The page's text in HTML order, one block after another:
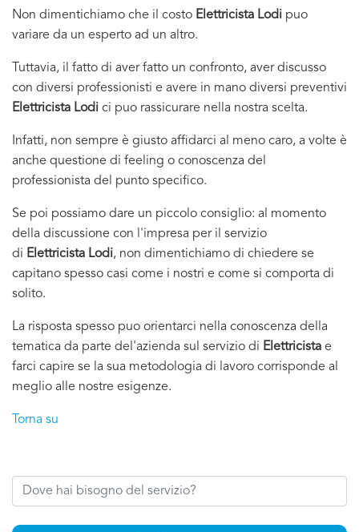
Non dimentichiamo che il costo Elettricista Lodi puo
variare da un esperto ad un altro.
Tuttavia, il fatto di aver fatto un confronto, aver discusso
con diversi professionisti e avere in mano diversi preventivi
Elettricista Lodi ci puo rassicurare nella nostra scelta.
Infatti, non sempre è giusto affidarci al meno caro, a volte è
anche questione di feeling o conoscenza del
professionista del punto specifico.
Se poi possiamo dare un piccolo consiglio: al momento
della discussione con l'impresa per il servizio
di Elettricista Lodi, non dimentichiamo di chiedere se
capitano spesso casi come i nostri e come si comporta di
solito.
La risposta spesso puo orientarci nella conoscenza della
tematica da parte del'azienda sul servizio di Elettricista e
farci capire se la sua metodologia di lavoro corrisponde al
meglio alle nostre esigenze.
Torna su